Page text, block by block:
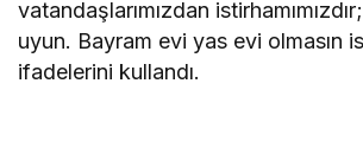
vatandaşlarımızdan
uyun. Bayram evi yas evi olmasın
ifadelerini kullandı.